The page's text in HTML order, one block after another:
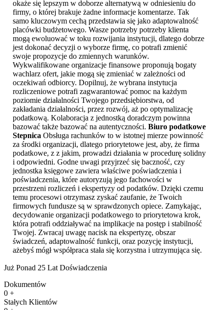
okaże się lepszym w doborze alternatywą w odniesieniu do
firmy, o której brakuje żadne informacje komentarze. Tak
samo kluczowym cechą przedstawia się jako adaptowalność
placówki budżetowego. Wasze potrzeby potrzeby klienta
mogą ewoluować w toku rozwijania instytucji, dlatego dobrze
jest dokonać decyzji o wyborze firmę, co potrafi zmienić
swoje propozycje do zmiennych warunków.
Wykwalifikowane organizacje finansowe proponują bogaty
wachlarz ofert, jakie mogą się zmieniać w zależności od
oczekiwań odbiorcy. Dopilnuj, że wybrana instytucja
rozliczeniowe potrafi zagwarantować pomoc na każdym
poziomie działalności Twojego przedsiębiorstwa, od
zakładania działalności, przez rozwój, aż po optymalizację
podatkową. Kolaboracja z jednostką doradczym powinna
bazować także bazować na autentyczności. Biuro podatkowe
Stepnica Obsługa rachunków to w istotnej mierze powinność
za środki organizacji, dlatego priorytetowe jest, aby, że firma
podatkowe, z z jakim, prowadzi działania w procedurę solidny
i odpowiedni. Godne uwagi przyjrzeć się baczność, czy
jednostka księgowe zawiera właściwe poświadczenia i
poświadczenia, które autoryzują jego fachowości w
przestrzeni rozliczeń i ekspertyzy od podatków. Dzięki czemu
temu procesowi otrzymasz zyskać zaufanie, że Twoich
firmowych fundusze są w sprawdzonych opiece. Zamykając,
decydowanie organizacji podatkowego to priorytetowa krok,
która potrafi oddziaływać na implikacje na postęp i stabilność
Twojej. Zwracaj uwagę nacisk na ekspertyzę, obszar
świadczeń, adaptowalność funkcji, oraz pozycję instytucji,
ażebyś mógł współpraca stała się korzystna i utrzymująca się.
Już Ponad 25 Lat Doświadczenia
Dokumentów
0 +
Stałych Klientów